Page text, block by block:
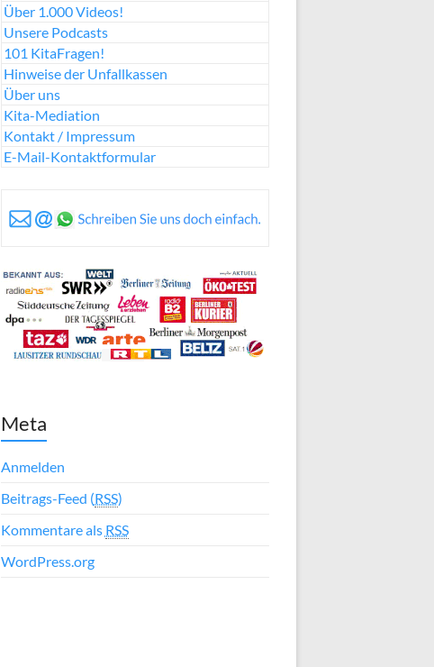
Über 1.000 Videos!
Unsere Podcasts
101 KitaFragen!
Hinweise der Unfallkassen
Über uns
Kita-Mediation
Kontakt / Impressum
E-Mail-Kontaktformular
Meta
Anmelden
Beitrags-Feed (RSS)
Kommentare als RSS
WordPress.org